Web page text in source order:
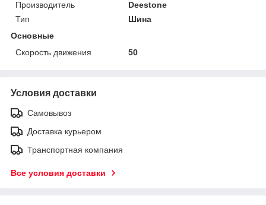
Производитель
Deestone
Тип
Шина
Основные
Скорость движения
50
Условия доставки
Самовывоз
Доставка курьером
Транспортная компания
Все условия доставки